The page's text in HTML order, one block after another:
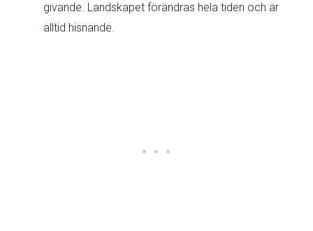
givande. Landskapet förändras hela tiden och är
alltid hisnande.